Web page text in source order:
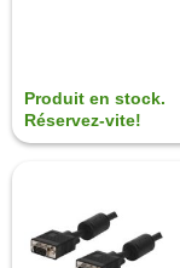
Produit en stock.
Réservez-vite!